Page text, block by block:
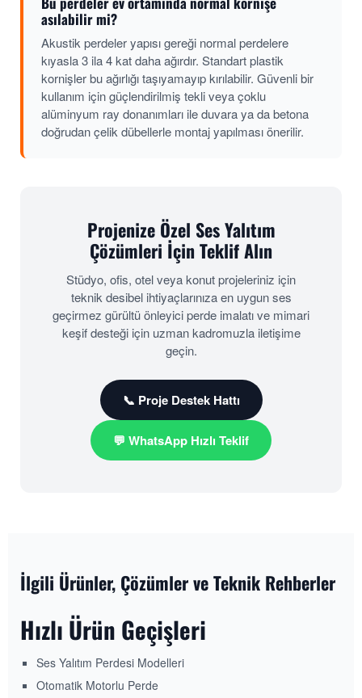
asılabilir mi?
Akustik perdeler yapısı gereği normal perdelere
kıyasla 3 ila 4 kat daha ağırdır. Standart plastik
kornişler bu ağırlığı taşıyamayıp kırılabilir. Güvenli bir
kullanım için güçlendirilmiş tekli veya çoklu
alüminyum ray donanımları ile duvara ya da betona
doğrudan çelik dübellerle montaj yapılması önerilir.
Projenize Özel Ses Yalıtım
Çözümleri İçin Teklif Alın
Stüdyo, ofis, otel veya konut projeleriniz için
teknik desibel ihtiyaçlarınıza en uygun ses
geçirmez gürültü önleyici perde imalatı ve mimari
keşif desteği için uzman kadromuzla iletişime
geçin.
📞 Proje Destek Hattı
💬 WhatsApp Hızlı Teklif
İlgili Ürünler, Çözümler ve Teknik Rehberler
Hızlı Ürün Geçişleri
Ses Yalıtım Perdesi Modelleri
Otomatik Motorlu Perde